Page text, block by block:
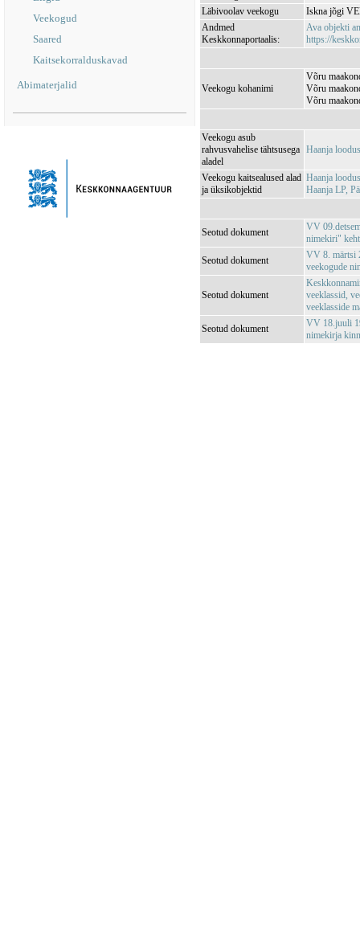
Veekogud
Saared
Kaitsekorralduskavad
Abimaterjalid
Läbivoolav veekogu
Iskna jõgi
Andmed
Keskkonnaportaalis:
Ava objekti
https://
Veekogu kohanimi
Võru
Võru
Võru
Veekogu asub
rahvusvahelise tähtsusega
aladel
Haanja
Veekogu kaitsealused alad
ja üksikobjektid
Haanja
Haanja LP,
Seotud dokument
VV
nimekiri"
Seotud dokument
VV 8. märtsi
veekogude
Seotud dokument
veeklassid,
veeklasside
Seotud dokument
VV 18.juuli
nimekirja